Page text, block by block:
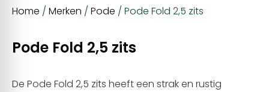
Home /Merken /Pode / Pode Fold 2,5 zits
Pode Fold 2,5 zits
De Pode Fold 2,5 zits heeft een strak en rustig